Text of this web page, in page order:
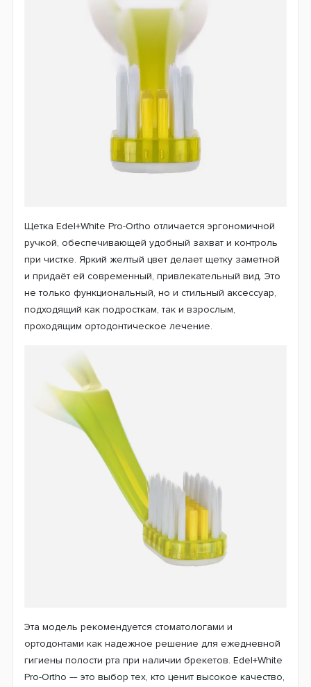
Щетка Edel+White Pro-Ortho отличается эргономичной
ручкой, обеспечивающей удобный захват и контроль
при чистке. Яркий желтый цвет делает щетку заметной
и придаёт ей современный, привлекательный вид. Это
не только функциональный, но и стильный аксессуар,
подходящий как подросткам, так и взрослым,
проходящим ортодонтическое лечение.
Эта модель рекомендуется стоматологами и
ортодонтами как надежное решение для ежедневной
гигиены полости рта при наличии брекетов. Edel+White
Pro-Ortho — это выбор тех, кто ценит высокое качество,